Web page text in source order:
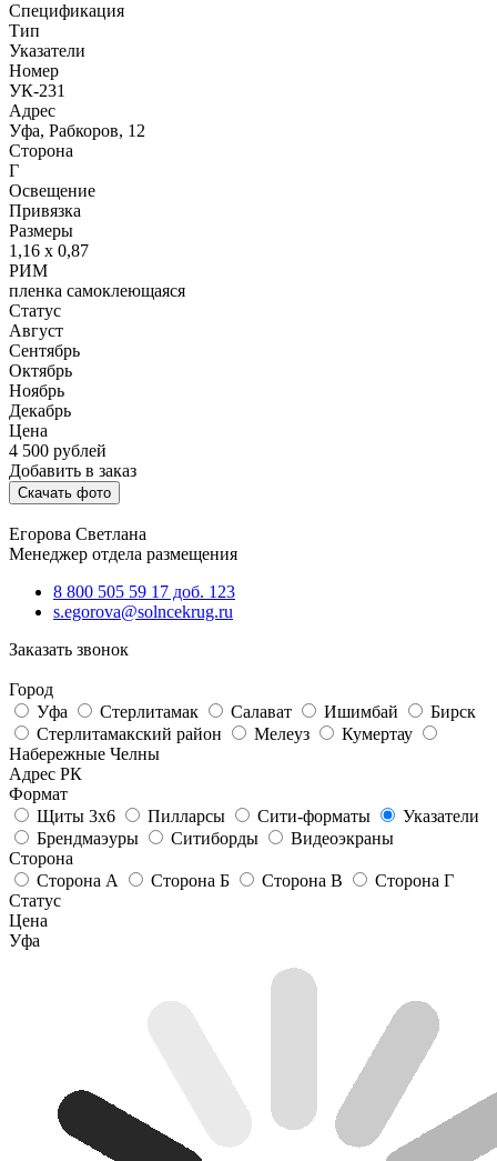
Спецификация
Тип
Указатели
Номер
УК-231
Адрес
Уфа, Рабкоров, 12
Сторона
Г
Освещение
Привязка
Размеры
1,16 х 0,87
РИМ
пленка самоклеющаяся
Статус
Август
Сентябрь
Октябрь
Ноябрь
Декабрь
Цена
4 500 рублей
Добавить в заказ
Скачать фото
Егорова Светлана
Менеджер отдела размещения
8 800 505 59 17 доб. 123
s.egorova@solncekrug.ru
Заказать звонок
Город
Уфа
Стерлитамак Салават Ишимбай
Бирск
Стерлитамакский район
Мелеуз
Кумертау
Набережные Челны
Адрес РК
Формат
Щиты 3х6
Пилларсы Сити-форматы
Указатели
Брендмаэуры
Ситиборды
Видеоэкраны
Сторона
Сторона А
Сторона Б Сторона В
Сторона Г
Статус
Цена
Уфа